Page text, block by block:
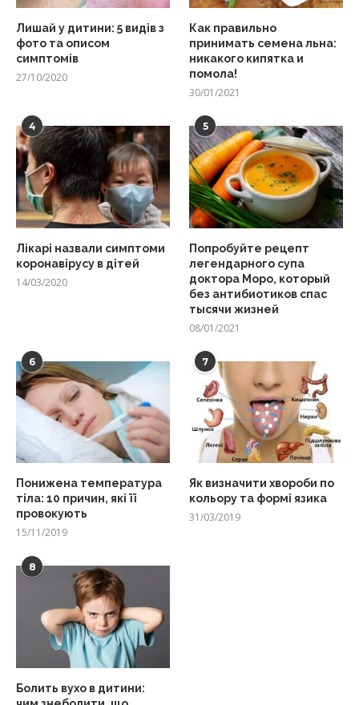
Лишай у дитини: 5 видів з
фото та описом
симптомів
27/10/2020
Как правильно
принимать семена льна:
никакого кипятка и
помола!
30/01/2021
4
Лікарі назвали симптоми
коронавірусу в дітей
14/03/2020
5
Попробуйте рецепт
легендарного супа
доктора Моро, который
без антибиотиков спас
тысячи жизней
08/01/2021
6
Понижена температура
тіла: 10 причин, які її
провокують
15/11/2019
7
Як визначити хвороби по
кольору та формі язика
31/03/2019
8
Болить вухо в дитини: